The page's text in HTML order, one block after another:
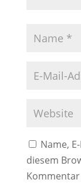
Name,
diesem